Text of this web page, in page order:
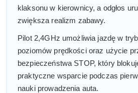
klaksonu w kierownicy, a odgłos
zwiększa realizm zabawy.
Pilot 2,4GHz umożliwia jazdę w
poziomów prędkości oraz użycie
bezpieczeństwa STOP, który
praktyczne wsparcie podczas
nauki prowadzenia auta.